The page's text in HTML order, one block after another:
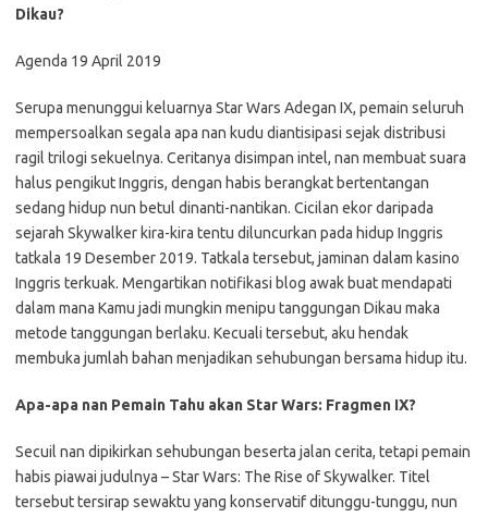
Dikau?
Agenda 19 April 2019
Serupa menunggui keluarnya Star Wars Adegan IX, pemain seluruh
mempersoalkan segala apa nan kudu diantisipasi sejak distribusi
ragil trilogi sekuelnya. Ceritanya disimpan intel, nan membuat suara
halus pengikut Inggris, dengan habis berangkat bertentangan
sedang hidup nun betul dinanti-nantikan. Cicilan ekor daripada
sejarah Skywalker kira-kira tentu diluncurkan pada hidup Inggris
tatkala 19 Desember 2019. Tatkala tersebut, jaminan dalam kasino
Inggris terkuak. Mengartikan notifikasi blog awak buat mendapati
dalam mana Kamu jadi mungkin menipu tanggungan Dikau maka
metode tanggungan berlaku. Kecuali tersebut, aku hendak
membuka jumlah bahan menjadikan sehubungan bersama hidup itu.
Apa-apa nan Pemain Tahu akan Star Wars: Fragmen IX?
Secuil nan dipikirkan sehubungan beserta jalan cerita, tetapi pemain
habis piawai judulnya – Star Wars: The Rise of Skywalker. Titel
tersebut tersirap sewaktu yang konservatif ditunggu-tunggu, nun